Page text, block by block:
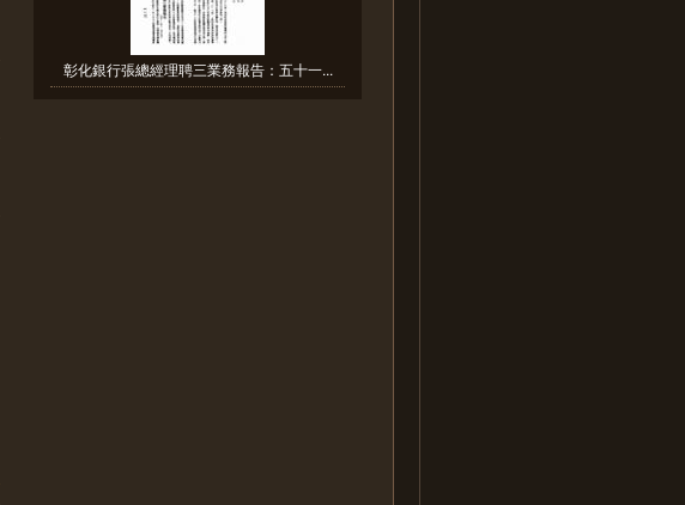
彰化銀行張總經理聘三業務報告：五十一...